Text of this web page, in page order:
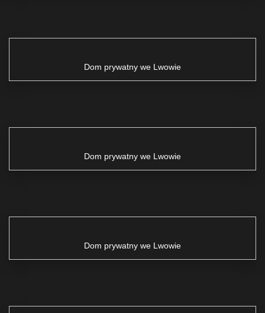
Dom prywatny we Lwowie
Dom prywatny we Lwowie
Dom prywatny we Lwowie